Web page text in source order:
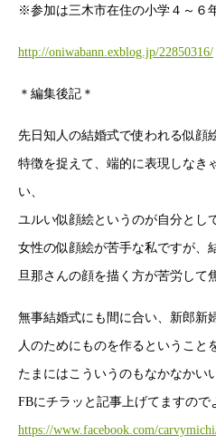
※参加は三木市在住の小学４～６
http://oniwabann.exblog.jp/22850316/
＊編集後記＊
先日知人の結婚式で使われる似顔
特徴を捉えて、端的に表現しなき
い、
ユルい似顔絵というのが自分とし
女性の似顔絵が苦手な私ですが、
旦那さんの顔を描く方が苦労して
無事結婚式にも間に合い、新郎新
人のためにものを作るということ
たまにはこういうのもなかなかい
FBにチラッと記事上げてますので
https://www.facebook.com/